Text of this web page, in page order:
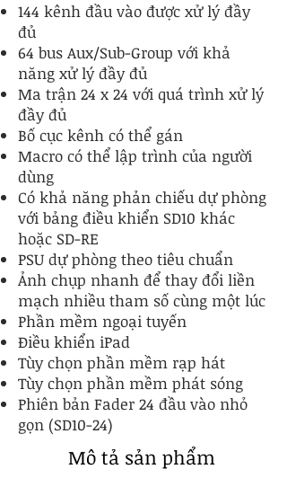
144 kênh đầu vào được xử lý đầy
đủ
64 bus Aux/Sub-Group với khả
năng xử lý đầy đủ
Ma trận 24 x 24 với quá trình xử lý
đầy đủ
Bố cục kênh có thể gán
Macro có thể lập trình của người
dùng
Có khả năng phản chiếu dự phòng
với bảng điều khiển SD10 khác
hoặc SD-RE
PSU dự phòng theo tiêu chuẩn
Ảnh chụp nhanh để thay đổi liền
mạch nhiều tham số cùng một lúc
Phần mềm ngoại tuyến
Điều khiển iPad
Tùy chọn phần mềm rạp hát
Tùy chọn phần mềm phát sóng
Phiên bản Fader 24 đầu vào nhỏ
gọn (SD10-24)
Mô tả sản phẩm